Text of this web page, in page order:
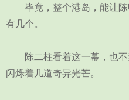
毕竟，整个港岛，能让陈
有几个。
陈二柱看着这一幕，也不
闪烁着几道奇异光芒。